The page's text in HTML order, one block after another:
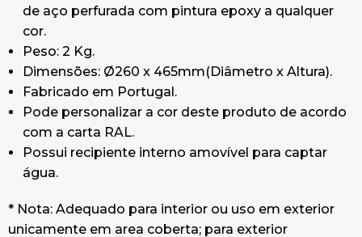
de aço perfurada com pintura epoxy a qualquer
cor.
Peso: 2 Kg.
Dimensões: Ø260 x 465mm(Diâmetro x Altura).
Fabricado em Portugal.
Pode personalizar a cor deste produto de acordo
com a carta RAL.
Possui recipiente interno amovível para captar
água.
* Nota: Adequado para interior ou uso em exterior
unicamente em area coberta; para exterior